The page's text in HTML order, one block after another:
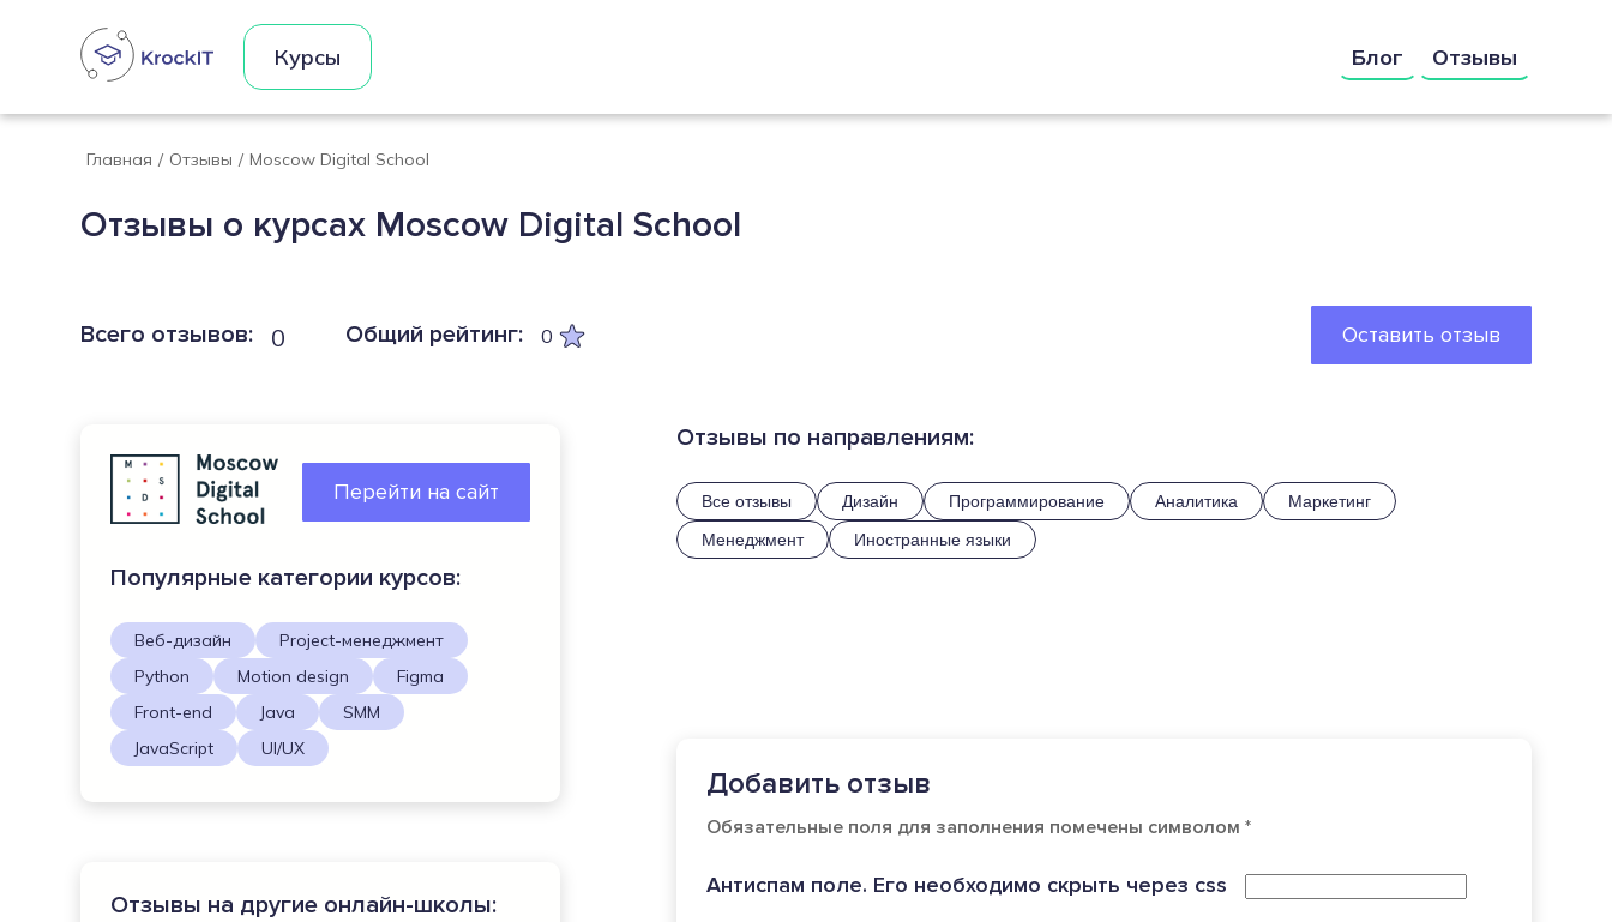
Курсы Блог Отзывы
Главная / Отзывы / Moscow Digital School
Отзывы о курсах Moscow Digital School
Всего отзывов: 0 Общий рейтинг: 0 Оставить отзыв
Перейти на сайт
Популярные категории курсов:
Веб-дизайн
Project-менеджмент
Python
Motion design
Figma
Front-end
Java
SMM
JavaScript
UI/UX
Отзывы на другие онлайн-школы:
Отзывы по направлениям:
Все отзывы Дизайн Программирование Аналитика
Маркетинг
Менеджмент
Иностранные языки
Добавить отзыв
Обязательные поля для заполнения помечены символом *
Антиспам поле. Его необходимо скрыть через css